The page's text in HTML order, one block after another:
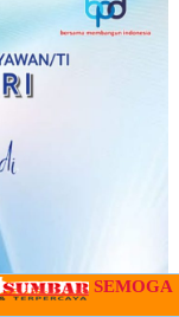
SEMOGA